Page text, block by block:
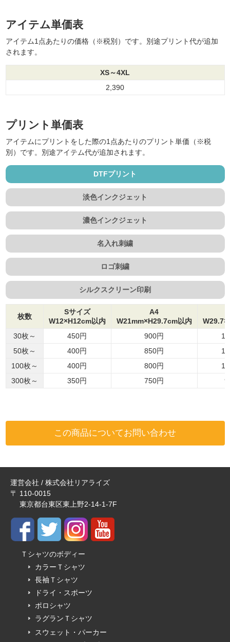
アイテム単価表
アイテム1点あたりの価格（※税別）です。別途プリント代が追加
されます。
XS～4XL
2,390
プリント単価表
アイテムにプリントをした際の1点あたりのプリント単価（※税
別）です。別途アイテム代が追加されます。
DTFプリント
淡色インクジェット
濃色インクジェット
名入れ刺繍
ロゴ刺繍
シルクスクリーン印刷
枚数
Sサイズ
W12×H12cm以内
A4
W21mm×H29.7cm以内
30枚～
450円 900円
50枚～
400円 850円
100枚～
400円 800円
300枚～
350円 750円
この商品についてお問い合わせ
運営会社 / 株式会社リアライズ
〒 110-0015
東京都台東区東上野2-14-1-7F
Ｔシャツのボディー
カラーＴシャツ
長袖Ｔシャツ
ドライ・スポーツ
ポロシャツ
ラグランＴシャツ
スウェット・パーカー